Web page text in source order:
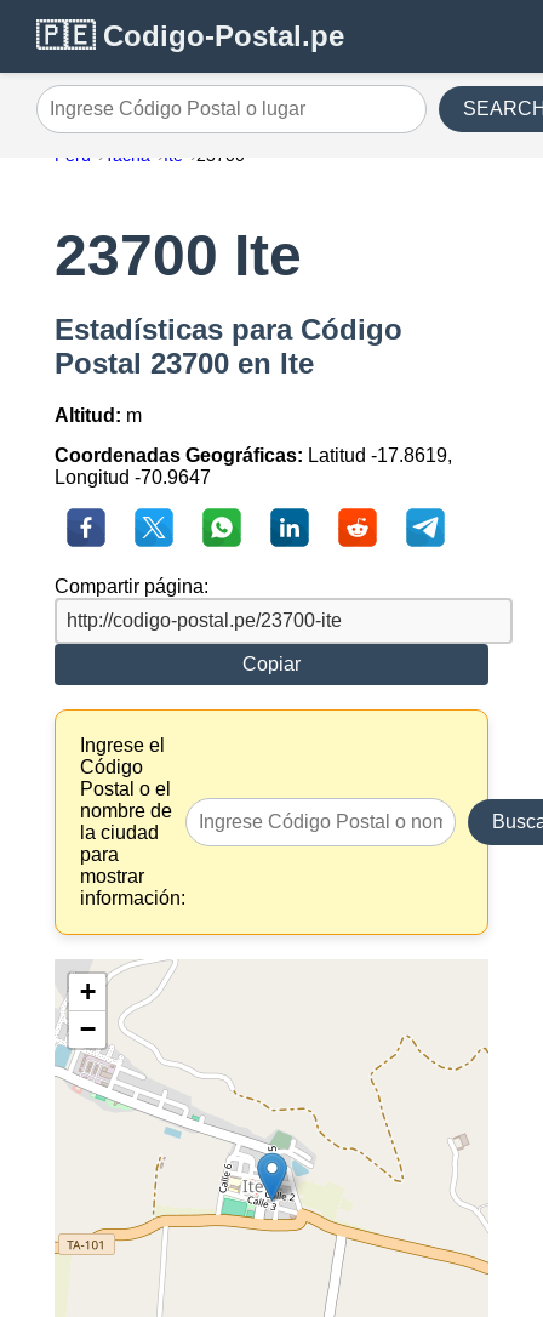
🇵🇪 Codigo-Postal.pe
Ingrese Código Postal o lugar
Perú Tacna Ite 23700
23700 Ite
Estadísticas para Código
Postal 23700 en Ite
Altitud: m
Coordenadas Geográficas: Latitud -17.8619,
Longitud -70.9647
Compartir página:
Copiar
Ingrese el
Código
Postal o el
nombre de
la ciudad
para
mostrar
información:
+
−